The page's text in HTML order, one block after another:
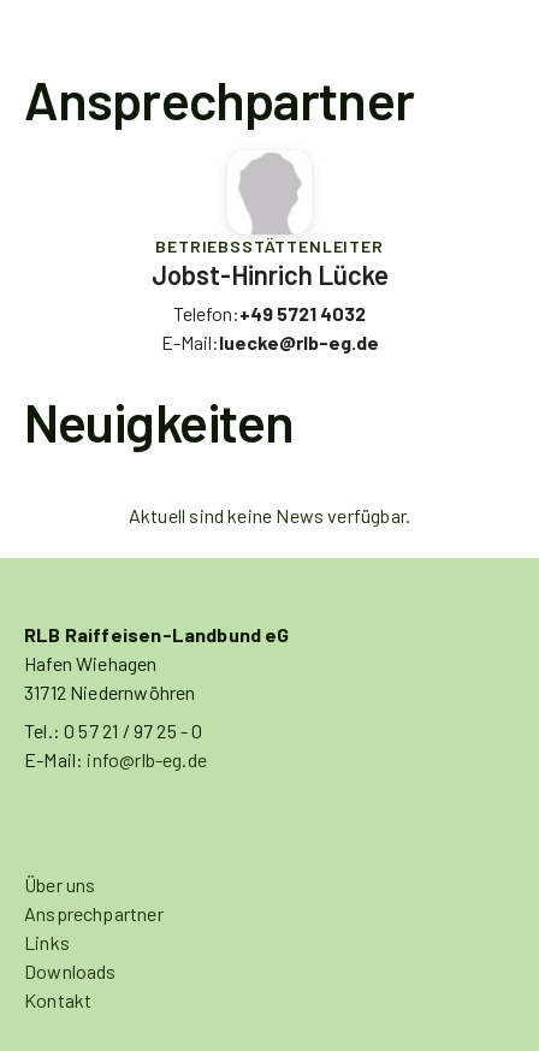
Ansprechpartner
BETRIEBSSTÄTTENLEITER
Jobst-Hinrich Lücke
Telefon:+49 5721 4032
E-Mail:luecke@rlb-eg.de
Neuigkeiten
Aktuell sind keine News verfügbar.
RLB Raiffeisen-Landbund eG
Hafen Wiehagen
31712 Niedernwöhren
Tel.: 0 57 21 / 97 25 - 0
E-Mail: info@rlb-eg.de
Über uns
Ansprechpartner
Links
Downloads
Kontakt